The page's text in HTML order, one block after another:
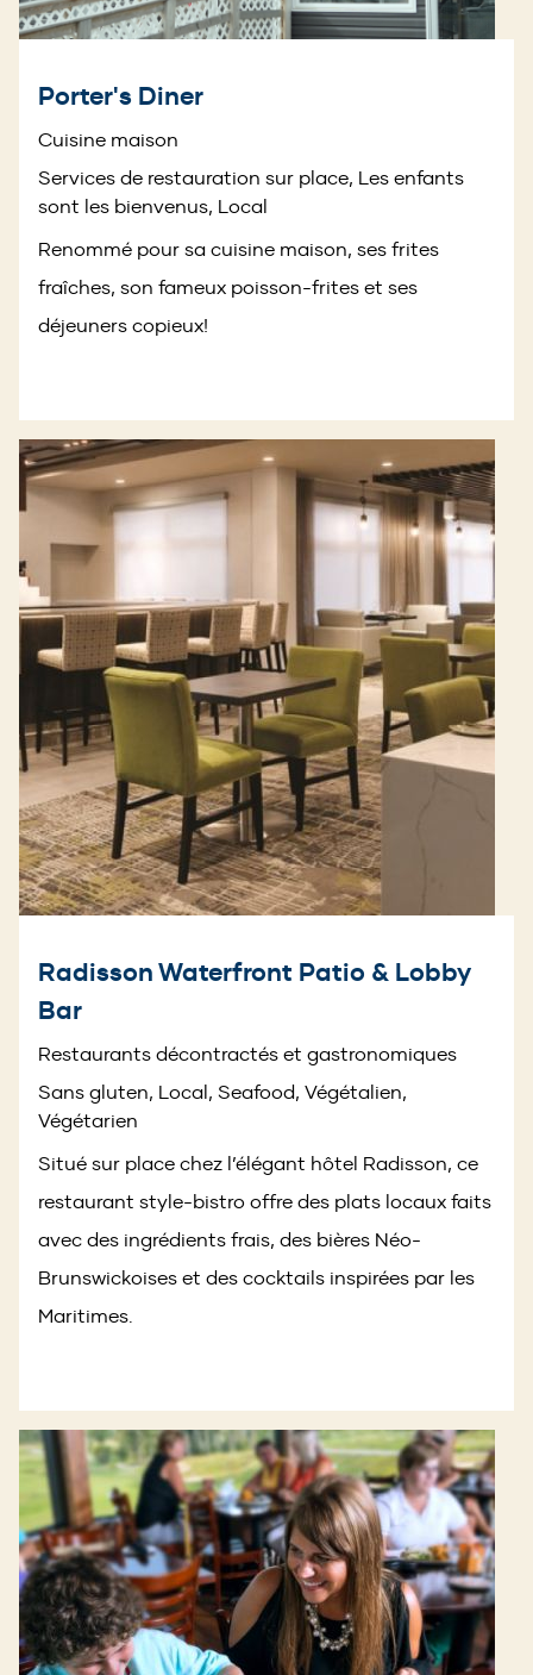
Porter's Diner
Cuisine maison
Services de restauration sur place, Les enfants
sont les bienvenus, Local
Renommé pour sa cuisine maison, ses frites
fraîches, son fameux poisson-frites et ses
déjeuners copieux!
Radisson Waterfront Patio & Lobby
Bar
Restaurants décontractés et gastronomiques
Sans gluten, Local, Seafood, Végétalien,
Végétarien
Situé sur place chez l’élégant hôtel Radisson, ce
restaurant style-bistro offre des plats locaux faits
avec des ingrédients frais, des bières Néo-
Brunswickoises et des cocktails inspirées par les
Maritimes.